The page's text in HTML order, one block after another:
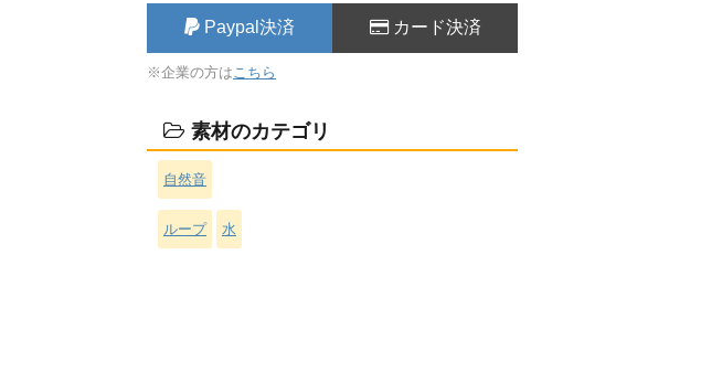
Paypal決済 カード決済
※企業の方はこちら
素材のカテゴリ
自然音
ループ 水